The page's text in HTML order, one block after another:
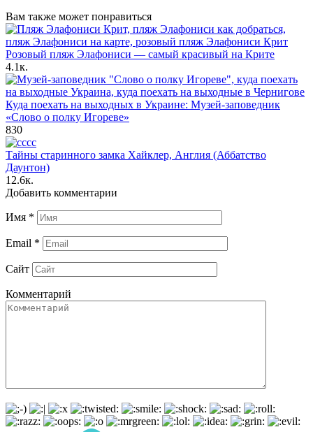
Вам также может понравиться
Розовый пляж Элафониси — самый красивый на Крите
4.1к.
Куда поехать на выходных в Украине: Музей-заповедник
«Слово о полку Игореве»
830
Тайны старинного замка Хайклер, Англия (Аббатство
Даунтон)
12.6к.
Добавить комментарии
Имя *
Email *
Сайт
Комментарий